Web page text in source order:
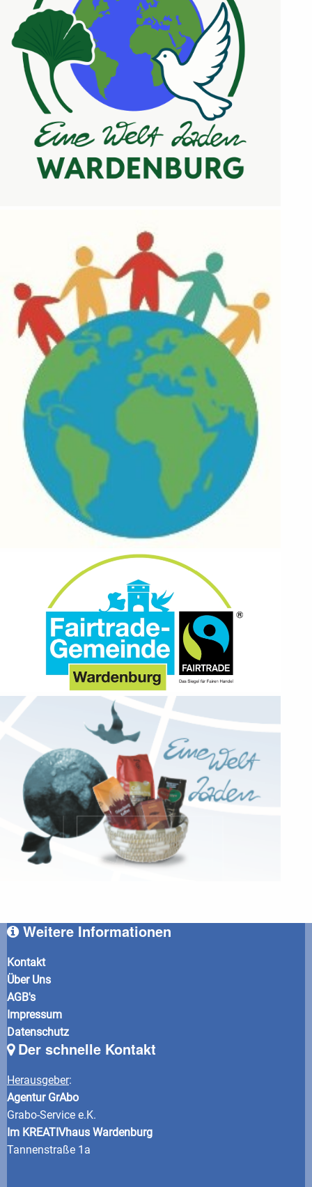
Weitere Informationen
Kontakt
Über Uns
AGB's
Impressum
Datenschutz
Der schnelle Kontakt
Herausgeber:
Agentur GrAbo
Grabo-Service e.K.
Im KREATIVhaus Wardenburg
Tannenstraße 1a